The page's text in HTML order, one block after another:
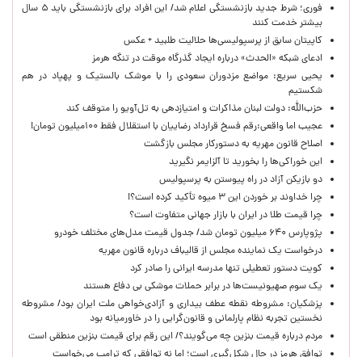
فوری؛ شرط جدید بازنشستگی اعلام شد/ این افراد برای بازنشستگی باید ۵ سال
بیشتر خدمت کنند
کاپیتان سابق از پرسپولیسی‌ها حلالیت طلبید + عکس
ادعای شبکه «الحدث» درباره ایجاد گذرگاه موقت در تنگه هرمز
یحیی سریع: مواضع مزدوران سعودی را با موشک بالستیک و پهپاد در هم
شکستیم
حزب‌الله: دولت لبنان مذاکرات و امتیازدهی به تل‌آویو را متوقف کند
عجیب اما واقعی:رقم فسخ قرارداد رضاییان با استقلال فقط ۱۰۰میلیون تومان!
اصلاح قانون مهریه به دستورکار مجلس بازگشت
این خوراکی‌ها را بخورید تا آلزایمر نگیرید
دو بازیکن آزاد در راه پیوستن به پرسپولیس
چرا خداوند بر خوردن این ۳ میوه تأکید کرده است؟!
چرا قیمت طلا در ایران با بازار جهانی متفاوت است؟
پژوپارس ۶۴۰ میلیون تومان شد/ جدول قیمت مدل‌های مختلف خودرو
درخواست یک نماینده مجلس از قالیباف درباره قانون مهریه
کویت دستور تعطیلی تنها مدرسه ایرانی را صادر کرد
یک‌ سوم صهیونیست‌ها در برابر حملات موشکی بی دفاع هستند
پزشکیان: مشروطه نقطه عطف بیداری و آزادی‌خواهی ملت ایران بود/ مشروطه
نخستین تجربه نظام پارلمانی و قانون‌گرایی را در خاورمیانه بود
مردم درباره قیمت بنزین چه می‌گویند؟/ این رقم برای قیمت بنزین منطقی است